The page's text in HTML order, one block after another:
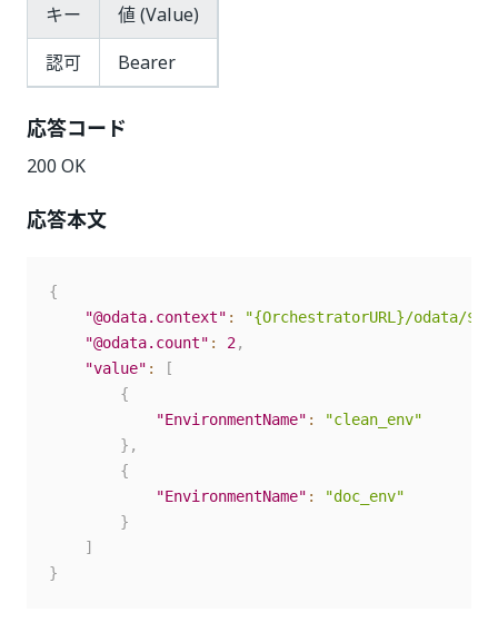
キー
値 (Value)
認可
Bearer
応答コード
200 OK
応答本文
{
"@odata.context" :
"{OrchestratorURL}/odata/
"@odata.count" : 2,
"value" :
[
{
"EnvironmentName" :
"clean_env"
} ,
{
"EnvironmentName" :
"doc_env"
}
]
}